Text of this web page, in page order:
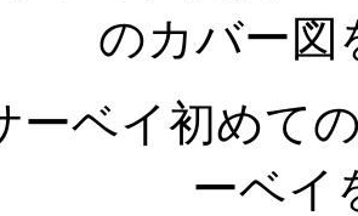
のカバー図
ーベイ初めて
ーベイ